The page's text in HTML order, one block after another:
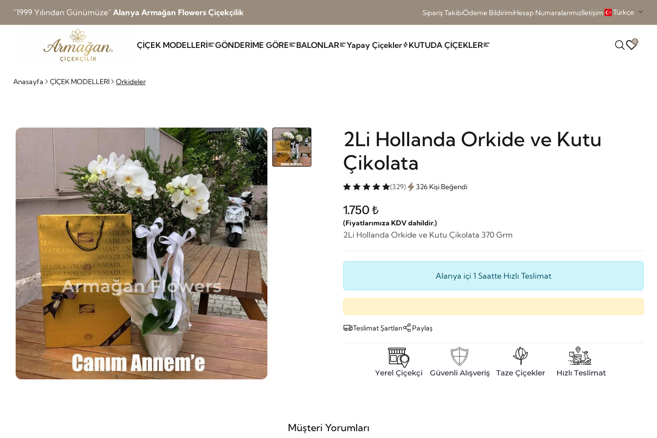
''1999 Yılından Günümüze'' Alanya Armağan Flowers Çiçekçilik Sipariş TakibiÖdeme BildirimiHesap Numaralarımızİletişim Türkçe
ÇİÇEK MODELLERİ GÖNDERİME GÖRE BALONLAR Yapay Çiçekler KUTUDA ÇİÇEKLER 0
Anasayfa ÇİÇEK MODELLERİ Orkideler
2Li Hollanda Orkide ve Kutu
Çikolata
(329) 326 Kişi Beğendi
1.750 ₺
(Fiyatlarımıza KDV dahildir.)
2Li Hollanda Orkide ve Kutu Çikolata 370 Grm
Alanya içi 1 Saatte Hızlı Teslimat
Teslimat Şartları Paylaş
Müşteri Yorumları